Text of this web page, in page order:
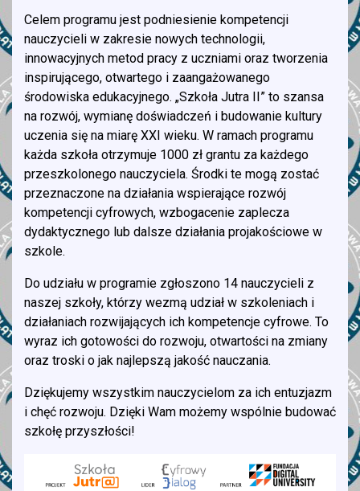
Celem programu jest podniesienie kompetencji
nauczycieli w zakresie nowych technologii,
innowacyjnych metod pracy z uczniami oraz tworzenia
inspirującego, otwartego i zaangażowanego
środowiska edukacyjnego. „Szkoła Jutra II” to szansa
na rozwój, wymianę doświadczeń i budowanie kultury
uczenia się na miarę XXI wieku. W ramach programu
każda szkoła otrzymuje 1000 zł grantu za każdego
przeszkolonego nauczyciela. Środki te mogą zostać
przeznaczone na działania wspierające rozwój
kompetencji cyfrowych, wzbogacenie zaplecza
dydaktycznego lub dalsze działania projakościowe w
szkole.
Do udziału w programie zgłoszono 14 nauczycieli z
naszej szkoły, którzy wezmą udział w szkoleniach i
działaniach rozwijających ich kompetencje cyfrowe. To
wyraz ich gotowości do rozwoju, otwartości na zmiany
oraz troski o jak najlepszą jakość nauczania.
Dziękujemy wszystkim nauczycielom za ich entuzjazm
i chęć rozwoju. Dzięki Wam możemy wspólnie budować
szkołę przyszłości!